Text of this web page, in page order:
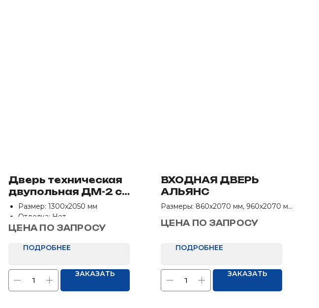
Дверь техническая
двупольная ДМ-2 с
фрамугой глухой
Размер: 1300х2050 мм
Отделка: Нет
ЦЕНА ПО ЗАПРОСУ
ПОДРОБНЕЕ
ЗАКАЗАТЬ
ВХОДНАЯ ДВЕРЬ
АЛЬЯНС
Размеры: 860х2070 мм, 960х2070 мм
ЦЕНА ПО ЗАПРОСУ
ПОДРОБНЕЕ
ЗАКАЗАТЬ